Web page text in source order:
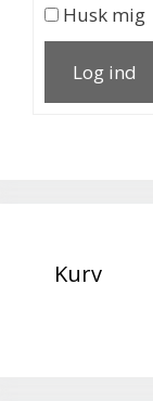
Husk mig
Log ind
Kurv